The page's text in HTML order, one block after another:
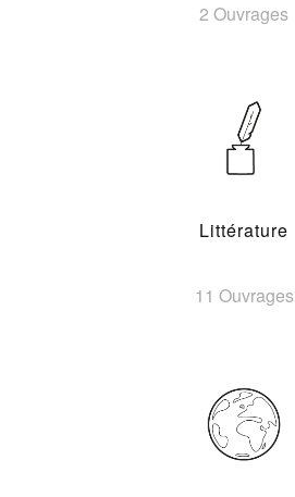
2 Ouvrages
Littérature
11 Ouvrages